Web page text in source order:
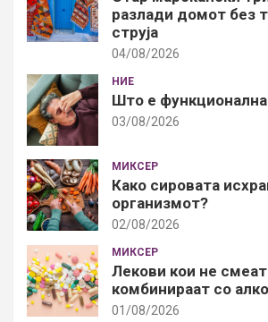
разлади домот без
струја
04/08/2026
НИЕ
Што е функционална
03/08/2026
МИКСЕР
Како сировата
организмот?
02/08/2026
МИКСЕР
Лекови кои не
комбинираат со
01/08/2026